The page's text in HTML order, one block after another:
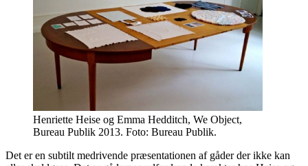
Henriette Heise og Emma Hedditch, We Object,
Bureau Publik 2013. Foto: Bureau Publik.
Det er en subtilt medrivende præsentationen af gåder der ikke kan